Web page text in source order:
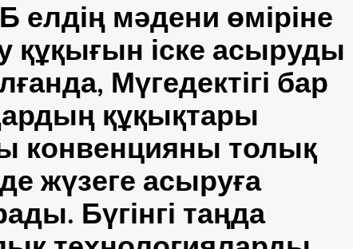
елдің мәдени өміріне
құқығын іске асыруды
Мүгедектігі бар
құқықтары
конвенцияны толық
жүзеге асыруға
Бүгінгі таңда